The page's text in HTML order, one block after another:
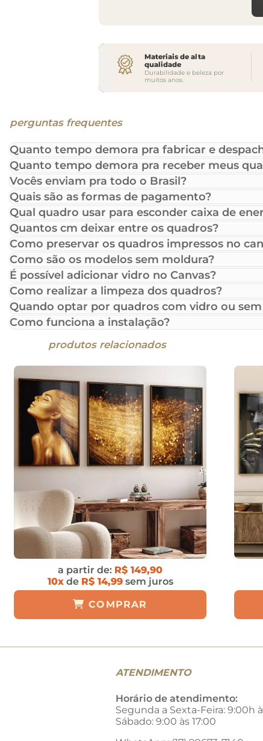
Materiais de alta
qualidade
Durabilidade e beleza por
muitos anos.
perguntas frequentes
Quanto tempo demora pra fabricar e
Quanto tempo demora pra receber meus
Vocês enviam pra todo o Brasil?
Quais são as formas de pagamento?
Qual quadro usar para esconder caixa de
Quantos cm deixar entre os quadros?
Como preservar os quadros impressos no
Como são os modelos sem moldura?
É possível adicionar vidro no Canvas?
Como realizar a limpeza dos quadros?
Quando optar por quadros com vidro ou
Como funciona a instalação?
produtos relacionados
a partir de: R$ 149,90
10xde R$ 14,99sem juros
COMPRAR
ATENDIMENTO
Horário de atendimento:
Segunda a Sexta-Feira: 9:00h
Sábado: 9:00 às 17:00